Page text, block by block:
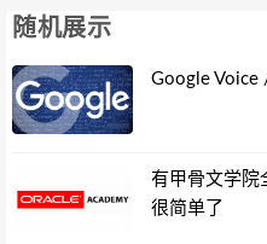
随机展示
Google Voice
有甲骨文学院
很简单了